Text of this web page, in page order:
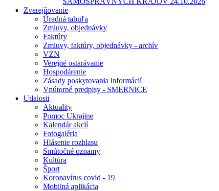
Zverejňovanie
Úradná tabuľa
Zmluvy, objednávky
Faktúry
Zmluvy, faktúry, objednávky - archív
VZN
Verejné ostarávanie
Hospodárenie
Zásady poskytovania informácií
Vnútorné predpisy - SMERNICE
Udalosti
Aktuality
Pomoc Ukrajine
Kalendár akcií
Fotogaléria
Hlásenie rozhlasu
Smútočné oznamy
Kultúra
Šport
Koronavírus covid - 19
Mobilná aplikácia